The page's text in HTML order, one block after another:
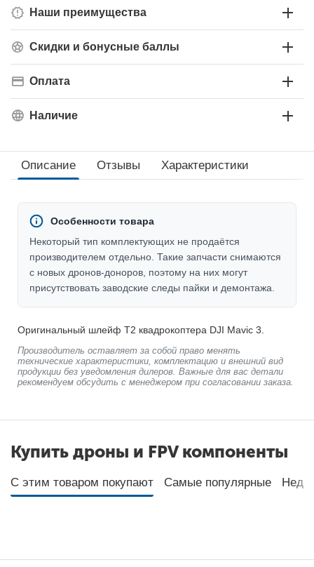
Наши преимущества
Скидки и бонусные баллы
Оплата
Наличие
Описание Отзывы Характеристики
Особенности товара
Некоторый тип комплектующих не продаётся
производителем отдельно. Такие запчасти снимаются
с новых дронов-доноров, поэтому на них могут
присутствовать заводские следы пайки и демонтажа.
Оригинальный шлейф T2 квадрокоптера DJI Mavic 3.
Производитель оставляет за собой право менять
технические характеристики, комплектацию и внешний вид
продукции без уведомления дилеров. Важные для вас детали
рекомендуем обсудить с менеджером при согласовании заказа.
Купить дроны и FPV компоненты
С этим товаром покупают Самые популярные